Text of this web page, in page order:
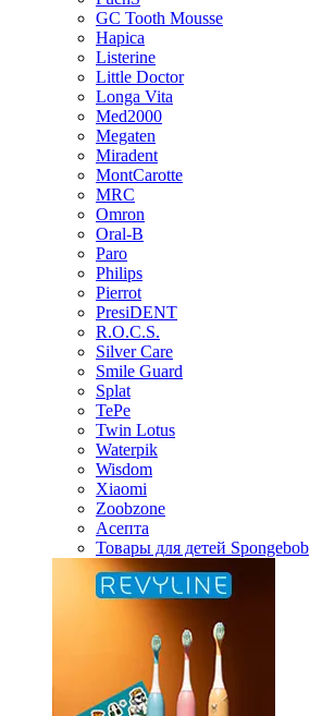
GC Tooth Mousse
Hapica
Listerine
Little Doctor
Longa Vita
Med2000
Megaten
Miradent
MontCarotte
MRC
Omron
Oral-B
Paro
Philips
Pierrot
PresiDENT
R.O.C.S.
Silver Care
Smile Guard
Splat
TePe
Twin Lotus
Waterpik
Wisdom
Xiaomi
Zoobzone
Асепта
Товары для детей Spongebob